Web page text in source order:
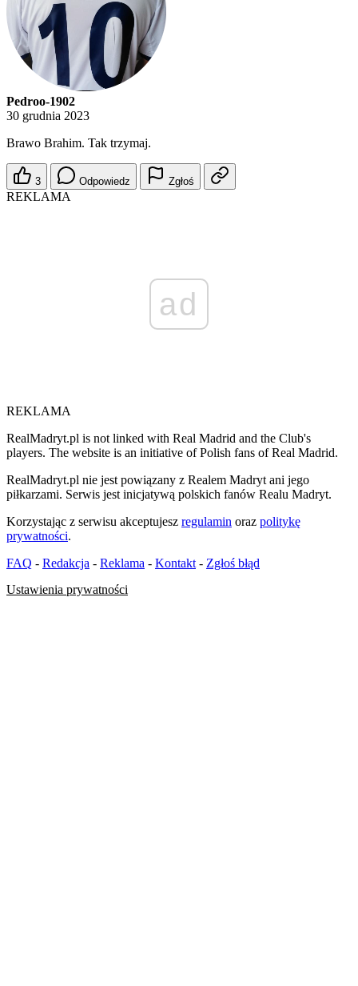
Pedroo-1902
30 grudnia 2023
Brawo Brahim. Tak trzymaj.
3 Odpowiedz Zgłoś
REKLAMA
ad
REKLAMA
RealMadryt.pl is not linked with Real Madrid and the Club's
players. The website is an initiative of Polish fans of Real Madrid.
RealMadryt.pl nie jest powiązany z Realem Madryt ani jego
piłkarzami. Serwis jest inicjatywą polskich fanów Realu Madryt.
Korzystając z serwisu akceptujesz regulamin oraz politykę
prywatności.
FAQ - Redakcja - Reklama - Kontakt - Zgłoś błąd
Ustawienia prywatności